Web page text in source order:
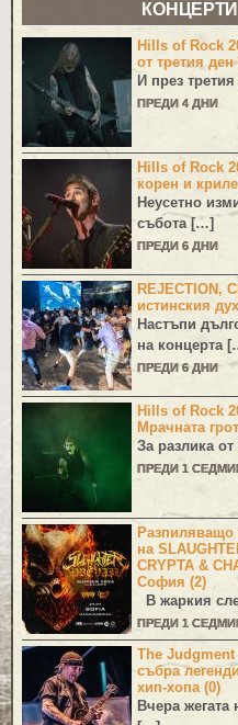
КОНЦЕРТИ
Hills of Rock
от третия ден
И през
ПРЕДИ 4 ДНИ
Hills of Rock
корен и
Неусетно
събота […]
ПРЕДИ 6 ДНИ
REJECTION,
истинския
Настъпи
на концерта
ПРЕДИ 6 ДНИ
Hills of Rock
Мрачната
За разлика
ПРЕДИ 1
Разпиляващо
на
CRYPTA &
София (2)
В жаркия
ПРЕДИ 1
The
събра
хип-хопа (0)
Вчера